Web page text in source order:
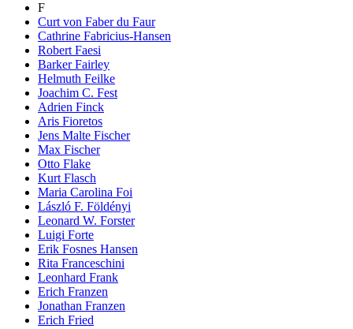
F
Curt von Faber du Faur
Cathrine Fabricius-Hansen
Robert Faesi
Barker Fairley
Helmuth Feilke
Joachim C. Fest
Adrien Finck
Aris Fioretos
Jens Malte Fischer
Max Fischer
Otto Flake
Kurt Flasch
Maria Carolina Foi
László F. Földényi
Leonard W. Forster
Luigi Forte
Erik Fosnes Hansen
Rita Franceschini
Leonhard Frank
Erich Franzen
Jonathan Franzen
Erich Fried